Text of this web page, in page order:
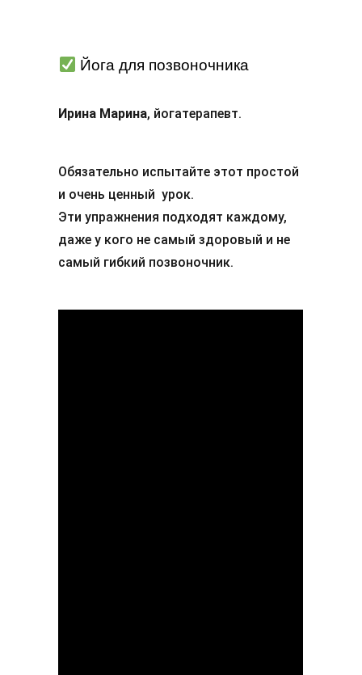
Йога для позвоночника
Ирина Марина, йогатерапевт.
Обязательно испытайте этот простой
и очень ценный урок.
Эти упражнения подходят каждому,
даже у кого не самый здоровый и не
самый гибкий позвоночник.